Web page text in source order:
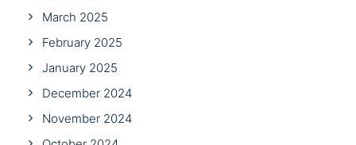
March 2025
February 2025
January 2025
December 2024
November 2024